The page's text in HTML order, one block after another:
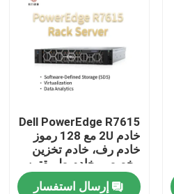
Dell PowerEdge R7615
خادم 2U مع 128 رموز
خادم رف، خادم تخزين
مخصص، خادم طريقتين
إرسال استفسار